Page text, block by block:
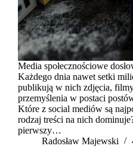
Media społecznościowe
Każdego dnia nawet setki
publikują w nich zdjęcia,
przemyślenia w postaci
Które z social mediów są
rodzaj treści na nich
pierwszy…
Radosław Majewski